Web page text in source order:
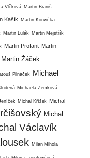
Vlčková Martin Braniš
Kašík Martin Konvička
Martin Lulák Martin Mejstřík
Martin Profant Martin
Martin Žáček
Pilnáček
Michael
Michaela Zemková
Michal Křížek Michal
Michal
Václavík
Milan Mihola